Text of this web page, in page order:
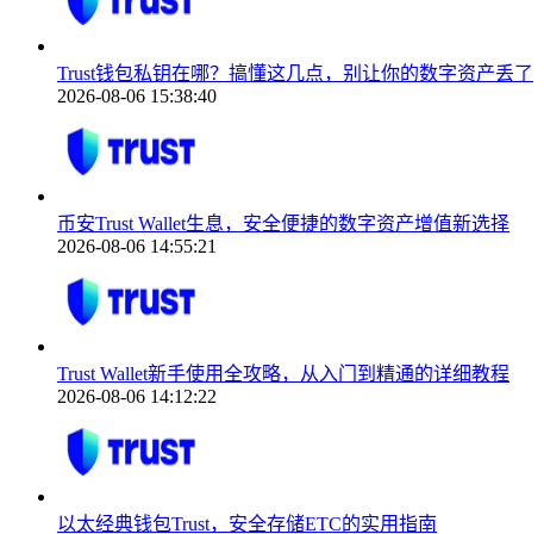
Trust钱包私钥在哪？搞懂这几点，别让你的数字资产丢了
2026-08-06 15:38:40
币安Trust Wallet生息，安全便捷的数字资产增值新选择
2026-08-06 14:55:21
Trust Wallet新手使用全攻略，从入门到精通的详细教程
2026-08-06 14:12:22
以太经典钱包Trust，安全存储ETC的实用指南